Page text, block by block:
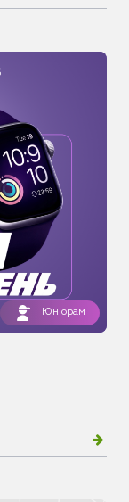
Юніорам